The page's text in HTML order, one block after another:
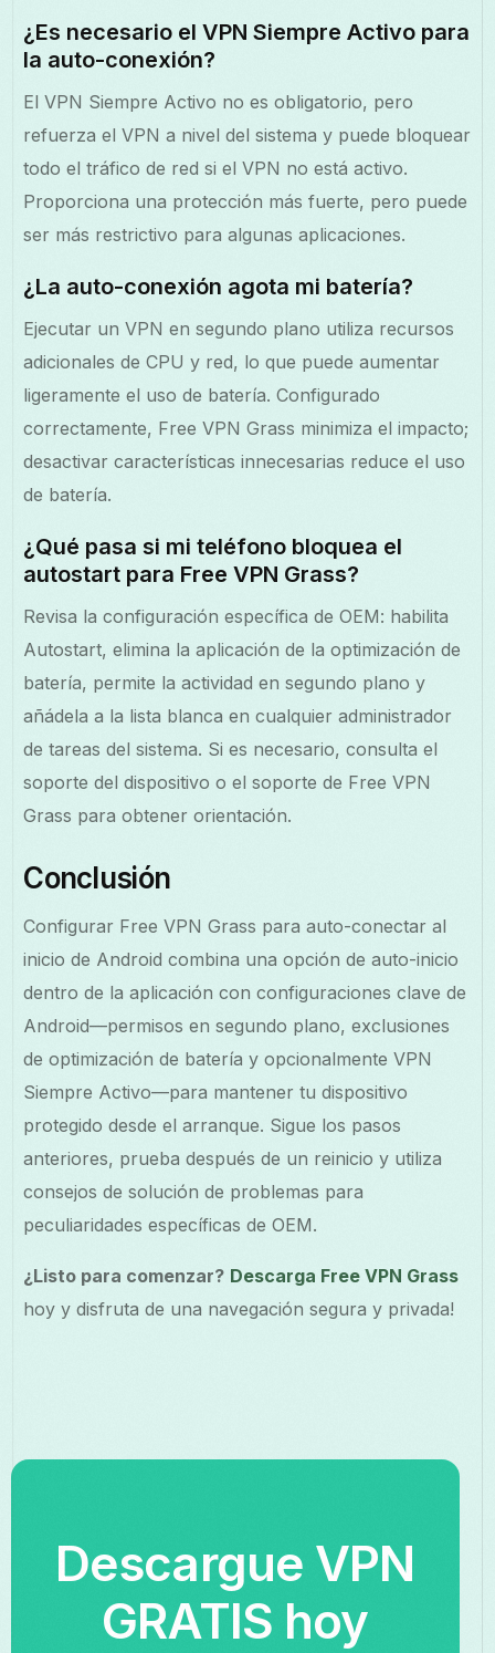
¿Es necesario el VPN Siempre Activo para
la auto-conexión?
El VPN Siempre Activo no es obligatorio, pero
refuerza el VPN a nivel del sistema y puede bloquear
todo el tráfico de red si el VPN no está activo.
Proporciona una protección más fuerte, pero puede
ser más restrictivo para algunas aplicaciones.
¿La auto-conexión agota mi batería?
Ejecutar un VPN en segundo plano utiliza recursos
adicionales de CPU y red, lo que puede aumentar
ligeramente el uso de batería. Configurado
correctamente, Free VPN Grass minimiza el impacto;
desactivar características innecesarias reduce el uso
de batería.
¿Qué pasa si mi teléfono bloquea el
autostart para Free VPN Grass?
Revisa la configuración específica de OEM: habilita
Autostart, elimina la aplicación de la optimización de
batería, permite la actividad en segundo plano y
añádela a la lista blanca en cualquier administrador
de tareas del sistema. Si es necesario, consulta el
soporte del dispositivo o el soporte de Free VPN
Grass para obtener orientación.
Conclusión
Configurar Free VPN Grass para auto-conectar al
inicio de Android combina una opción de auto-inicio
dentro de la aplicación con configuraciones clave de
Android—permisos en segundo plano, exclusiones
de optimización de batería y opcionalmente VPN
Siempre Activo—para mantener tu dispositivo
protegido desde el arranque. Sigue los pasos
anteriores, prueba después de un reinicio y utiliza
consejos de solución de problemas para
peculiaridades específicas de OEM.
¿Listo para comenzar? Descarga Free VPN Grass
hoy y disfruta de una navegación segura y privada!
Descargue VPN
GRATIS hoy